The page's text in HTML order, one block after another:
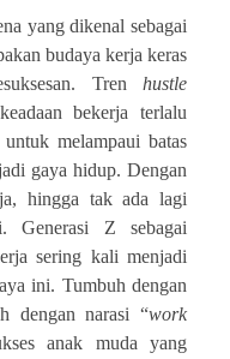
yang dikenal sebagai
budaya kerja keras
Tren hustle
bekerja terlalu
melampaui batas
gaya hidup. Dengan
hingga tak ada lagi
Generasi Z sebagai
sering kali menjadi
ini. Tumbuh dengan
dengan narasi “work
anak muda yang